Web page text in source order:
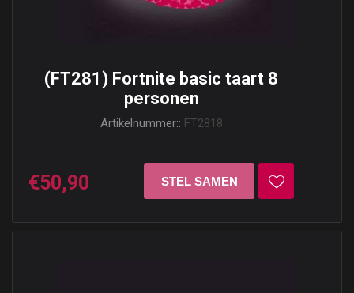
(FT281) Fortnite basic taart 8
personen
Artikelnummer:: FT2818
€50,90